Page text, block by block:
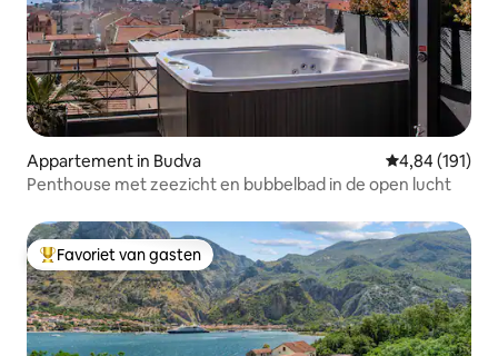
Appartement in Budva Gemiddelde
4,84 (191)
Penthouse met zeezicht en bubbelbad in de open lucht
Topfavoriet van gasten
Favoriet van gasten